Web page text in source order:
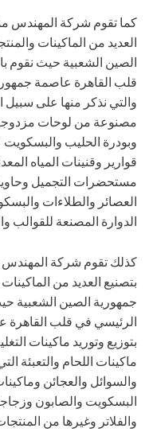
العديد من الماكينات
الصين الشعبية حيث نقوم
قلب القاهرة عاصمة
والتي نذكر منها على سبيل
مصنوعة من لوحات
وبودرة الحليب
قوارير وقنينات المياه
مستحضرات التجميل
العصائر والطلاءات
الدوارة المصنعة
بتصنيع العديد من
جمهورية الصين الشعبية
الرئيسي في قلب القاهرة
بتوزيع وتوريد ماكينات
ماكينات اللحام والتعبئة
والسوائل والعجائن
البسكويت والصابون
والفلاتر وغيرها من